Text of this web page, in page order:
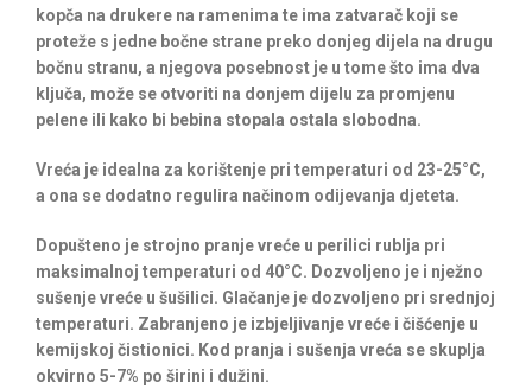
kopča na drukere na ramenima te ima zatvarač koji se
proteže s jedne bočne strane preko donjeg dijela na drugu
bočnu stranu, a njegova posebnost je u tome što ima dva
ključa, može se otvoriti na donjem dijelu za promjenu
pelene ili kako bi bebina stopala ostala slobodna.
Vreća je idealna za korištenje pri temperaturi od 23-25°C,
a ona se dodatno regulira načinom odijevanja djeteta.
Dopušteno je strojno pranje vreće u perilici rublja pri
maksimalnoj temperaturi od 40°C. Dozvoljeno je i nježno
sušenje vreće u šušilici. Glačanje je dozvoljeno pri srednjoj
temperaturi. Zabranjeno je izbjeljivanje vreće i čišćenje u
kemijskoj čistionici. Kod pranja i sušenja vreća se skuplja
okvirno 5-7% po širini i dužini.